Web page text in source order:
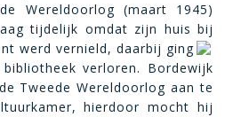
Wereldoorlog (maart 1945)
tijdelijk omdat zijn huis bij
werd vernield, daarbij ging
verloren. Bordewijk
Tweede Wereldoorlog aan te
hierdoor mocht hij